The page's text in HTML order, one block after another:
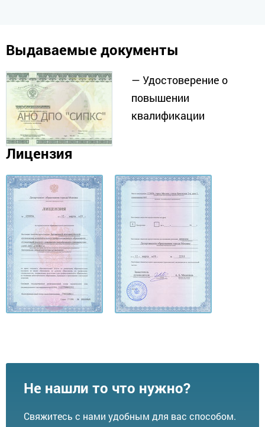
Выдаваемые документы
— Удостоверение о
повышении
квалификации
Лицензия
Не нашли то что нужно?
Свяжитесь с нами удобным для вас способом.